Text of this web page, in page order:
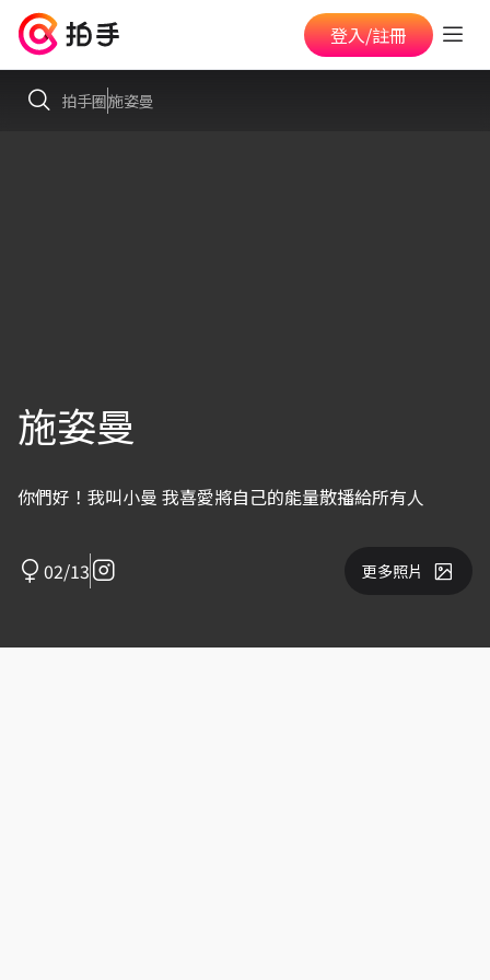
登入/註冊
拍手圈施姿曼
施姿曼
你們好！我叫小曼 我喜愛將自己的能量散播給所有人
02/13 更多照片